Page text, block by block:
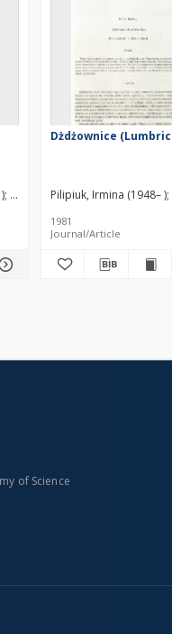
Błaszak, Czesław Błoszyk, Jerzy
Dżdżownice
Pilipiuk, Irmina (1948– )
1981
Journal/Article
of Science